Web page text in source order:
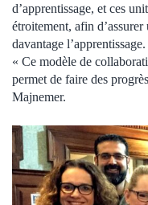
d’apprentissage, et ces
étroitement, afin
davantage l’apprentissage.
« Ce modèle de
permet de faire des
Majnemer.